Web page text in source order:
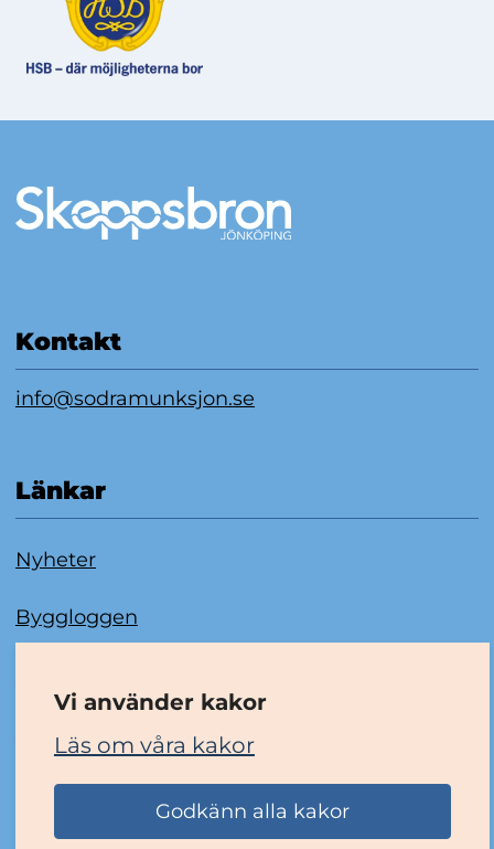
Vi använder kakor
Läs om våra kakor
Godkänn alla kakor
Kontakt
info@sodramunksjon.se
Länkar
Nyheter
Byggloggen
Tillgänglighetsredogörelse